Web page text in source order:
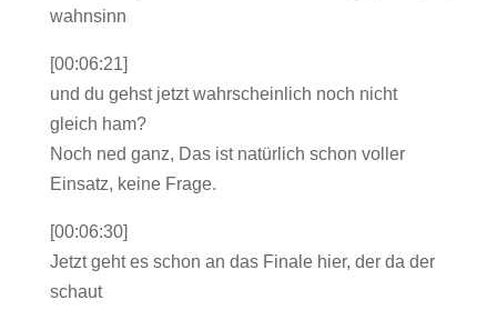
wahnsinn
[00:06:21]
und du gehst jetzt wahrscheinlich noch nicht
gleich ham?
Noch ned ganz, Das ist natürlich schon voller
Einsatz, keine Frage.
[00:06:30]
Jetzt geht es schon an das Finale hier, der da der
schaut